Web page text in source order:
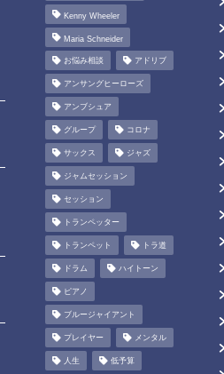
Kenny Wheeler
Maria Schneider
お悩み相談 アドリブ
アンサングヒーローズ
アンブシュア
グループ コロナ
サックス ジャズ
ジャムセッション
セッション
トランペッター
トランペット トラ道
ドラム ハイトーン
ピアノ
ブルージャイアント
プレイヤー メンタル
人生 低予算